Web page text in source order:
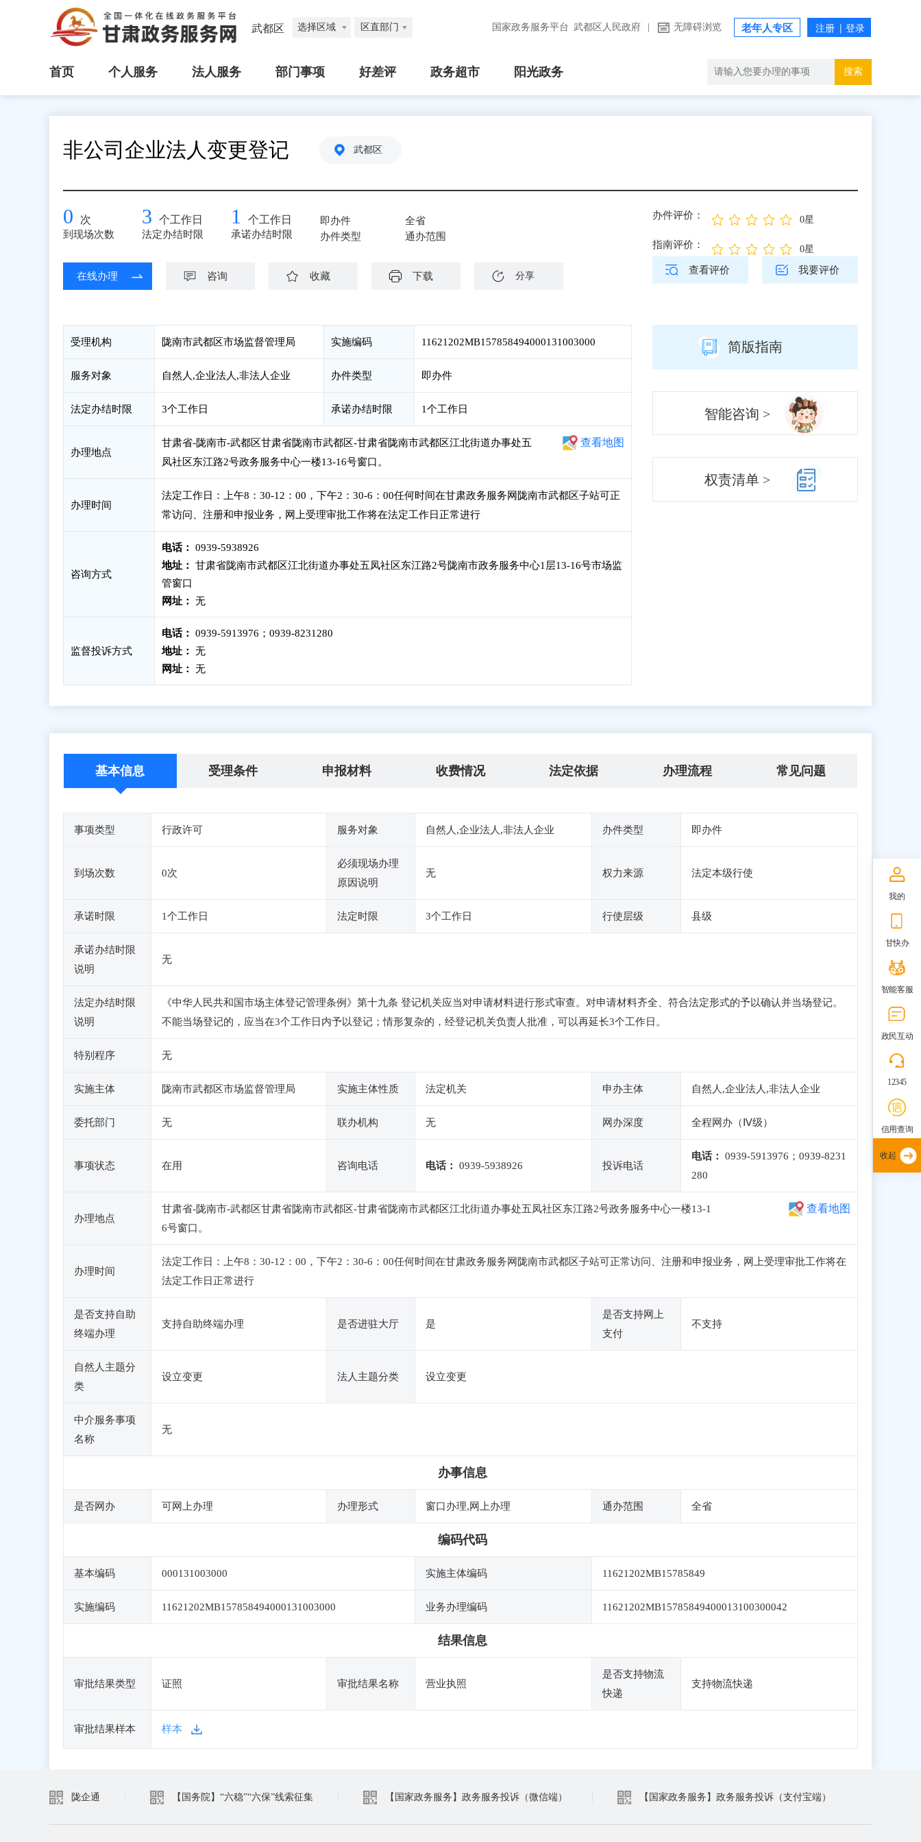
武都区 选择区域 区直部门 国家政务服务平台 武都区人民政府 无障碍浏览 老年人专区
首页 个人服务 法人服务 部门事项 好差评 政务超市 阳光政务 搜索
非公司企业法人变更登记 武都区
0 次
到现场次数
3 个工作日
法定办结时限
1 个工作日
承诺办结时限
即办件
办件类型
全省
通办范围
在线办理 咨询 收藏 下载 分享
办件评价： 0星
指南评价： 0星
查看评价 我要评价
受理机构 陇南市武都区市场监督管理局 实施编码 11621202MB157858494000131003000
服务对象 自然人,企业法人,非法人企业 办件类型 即办件
法定办结时限 3个工作日 承诺办结时限 1个工作日
办理地点
甘肃省-陇南市-武都区甘肃省陇南市武都区-甘肃省陇南市武都区江北街道办事处五
凤社区东江路2号政务服务中心一楼13-16号窗口。
查看地图
办理时间
法定工作日：上午8：30-12：00，下午2：30-6：00任何时间在甘肃政务服务网陇南市武都区子站可正
常访问、注册和申报业务，网上受理审批工作将在法定工作日正常进行
咨询方式
电话：
0939-5938926
地址：
甘肃省陇南市武都区江北街道办事处五凤社区东江路2号陇南市政务服务中心1层13-16号市场监
管窗口
网址：
无
监督投诉方式
电话：
0939-5913976；0939-8231280
地址：
无
网址：
无
简版指南
智能咨询 >
权责清单 >
基本信息 受理条件 申报材料 收费情况 法定依据 办理流程 常见问题
事项类型 行政许可 服务对象 自然人,企业法人,非法人企业 办件类型 即办件
到场次数 0次
必须现场办理
原因说明
无 权力来源 法定本级行使
承诺时限 1个工作日 法定时限 3个工作日 行使层级 县级
承诺办结时限
说明
无
法定办结时限
说明
《中华人民共和国市场主体登记管理条例》第十九条 登记机关应当对申请材料进行形式审查。对申请材料齐全、符合法定形式的予以确认并当场登记。
不能当场登记的，应当在3个工作日内予以登记；情形复杂的，经登记机关负责人批准，可以再延长3个工作日。
特别程序 无
实施主体 陇南市武都区市场监督管理局 实施主体性质 法定机关 申办主体 自然人,企业法人,非法人企业
委托部门 无 联办机构 无 网办深度 全程网办（Ⅳ级）
事项状态 在用 咨询电话 电话： 0939-5938926 投诉电话
电话：
0939-5913976；0939-8231
280
办理地点
甘肃省-陇南市-武都区甘肃省陇南市武都区-甘肃省陇南市武都区江北街道办事处五凤社区东江路2号政务服务中心一楼13-1
6号窗口。
查看地图
办理时间
法定工作日：上午8：30-12：00，下午2：30-6：00任何时间在甘肃政务服务网陇南市武都区子站可正常访问、注册和申报业务，网上受理审批工作将在
法定工作日正常进行
是否支持自助
终端办理
支持自助终端办理 是否进驻大厅 是
是否支持网上
支付
不支持
自然人主题分
类
设立变更 法人主题分类 设立变更
中介服务事项
名称
无
办事信息
是否网办 可网上办理 办理形式 窗口办理,网上办理 通办范围 全省
编码代码
基本编码 000131003000 实施主体编码 11621202MB15785849
实施编码 11621202MB157858494000131003000 业务办理编码 11621202MB15785849400013100300042
结果信息
审批结果类型 证照 审批结果名称 营业执照
是否支持物流
快递
支持物流快递
审批结果样本 样本
陇企通 【国务院】“六稳”“六保”线索征集 【国家政务服务】政务服务投诉（微信端） 【国家政务服务】政务服务投诉（支付宝端）
我的
甘快办
智能客服
政民互动
12345
信用查询
收起